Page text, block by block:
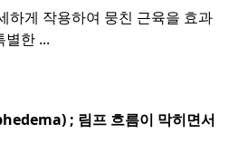
하게 작용하여 뭉친 근육을 효과
별한 ...
; 림프 흐름이 막히면서